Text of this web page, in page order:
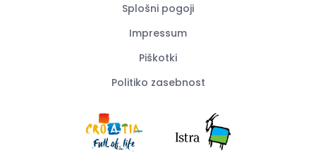
Splošni pogoji
Impressum
Piškotki
Politiko zasebnost